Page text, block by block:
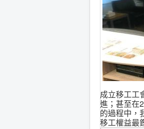
成立移工工
進；甚至在
的過程中，
移工權益最